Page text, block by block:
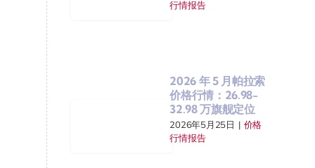
行情报告
2026 年 5 月帕拉索
价格行情：26.98-
32.98 万旗舰定位
2026年5月25日 | 价格
行情报告